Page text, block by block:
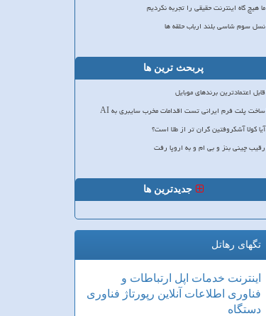
ما هیچ گاه اینترنت حقیقی را تجربه نکردیم
نسل سوم شاسی بلند ارباب حلقه ها
پربحث ترین ها
قابل اعتمادترین برندهای موبایل
ساخت پلت فرم ایرانی تست اقدامات مخرب سایبری به AI
آیا کولا آشکروفتین گران تر از طلا است؟
رقیب چینی بنز و بی ام و به اروپا رفت
جدیدترین ها
تگهای رهاتل
اینترنت خدمات اپل ارتباطات و
فناوری اطلاعات آنلاین رپورتاژ فناوری
دستگاه